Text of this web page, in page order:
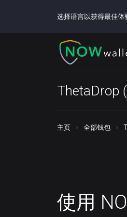
选择语言以获得最佳体
ThetaDrop
主页 全部钱包
使用